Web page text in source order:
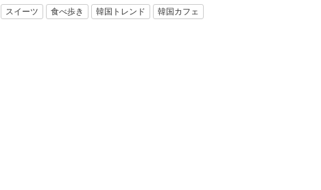
スイーツ 食べ歩き 韓国トレンド 韓国カフェ